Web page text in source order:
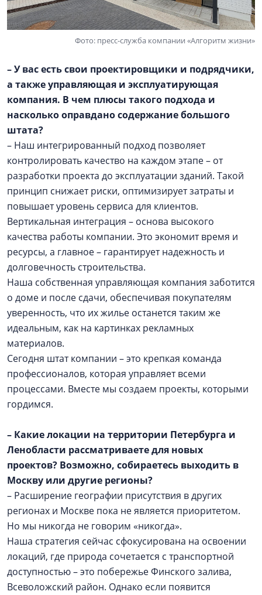
Фото: пресс-служба компании «Алгоритм жизни»
– У вас есть свои проектировщики и подрядчики,
а также управляющая и эксплуатирующая
компания. В чем плюсы такого подхода и
насколько оправдано содержание большого
штата?
– Наш интегрированный подход позволяет
контролировать качество на каждом этапе – от
разработки проекта до эксплуатации зданий. Такой
принцип снижает риски, оптимизирует затраты и
повышает уровень сервиса для клиентов.
Вертикальная интеграция – основа высокого
качества работы компании. Это экономит время и
ресурсы, а главное – гарантирует надежность и
долговечность строительства.
Наша собственная управляющая компания заботится
о доме и после сдачи, обеспечивая покупателям
уверенность, что их жилье останется таким же
идеальным, как на картинках рекламных
материалов.
Сегодня штат компании – это крепкая команда
профессионалов, которая управляет всеми
процессами. Вместе мы создаем проекты, которыми
гордимся.
– Какие локации на территории Петербурга и
Ленобласти рассматриваете для новых
проектов? Возможно, собираетесь выходить в
Москву или другие регионы?
– Расширение географии присутствия в других
регионах и Москве пока не является приоритетом.
Но мы никогда не говорим «никогда».
Наша стратегия сейчас сфокусирована на освоении
локаций, где природа сочетается с транспортной
доступностью – это побережье Финского залива,
Всеволожский район. Однако если появится